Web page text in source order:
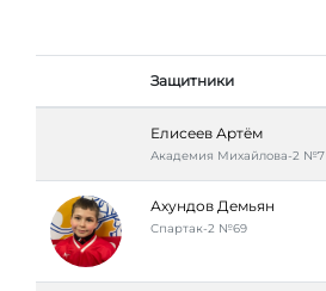
Защитники
Елисеев Артём
Академия Михайлова-2 №7
Ахундов Демьян
Спартак-2 №69